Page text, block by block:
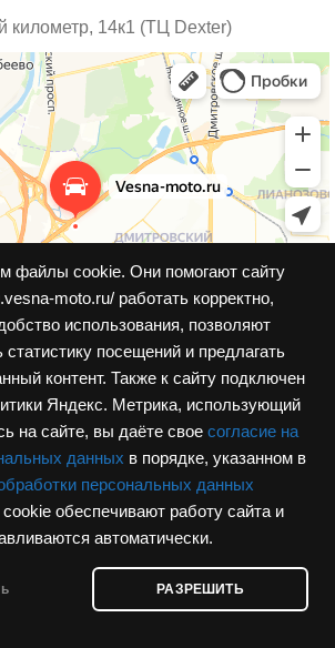
файлы cookie. Они помогают сайту
moto.ru/ работать корректно,
использования, позволяют
статистику посещений и предлагать
контент. Также к cайту подключен
Яндекс. Метрика, использующий
на сайте, вы даёте свое согласие на
данных в порядке, указанном в
персональных данных
обеспечивают работу сайта и
автоматически.
РАЗРЕШИТЬ
километр, 14к1 (ТЦ Dexter)
сайта